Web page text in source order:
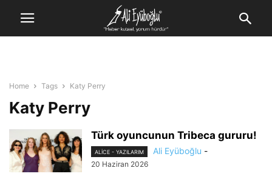
Home Tags Katy Perry
Katy Perry
Türk oyuncunun Tribeca gururu!
ALİCE - YAZILARIM Ali Eyüboğlu -
20 Haziran 2026